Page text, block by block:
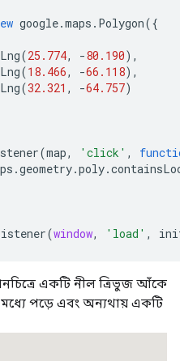
google.maps . Polygon({
(25.774, -80.190),
(18.466, -66.118),
(32.321 , -64.757)
(map, 'click' ,
.geometry.poly.
(window, 'load' ,
একটি নীল ত্রিভুজ আঁকে
মধ্যে পড়ে এবং অন্যথায় একটি